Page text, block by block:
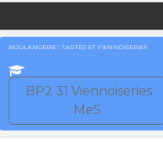
BOULANGERIE : TARTES ET VIENNOISERIES
BP2 31 Viennoiseries
MeS